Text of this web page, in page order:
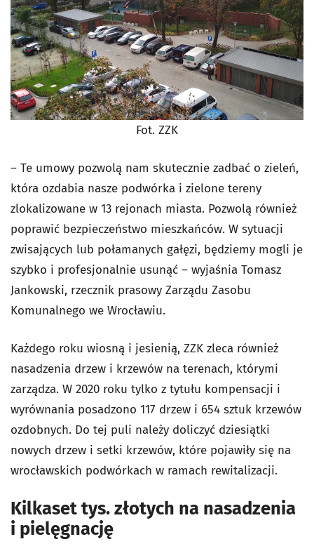
Fot. ZZK
– Te umowy pozwolą nam skutecznie zadbać o zieleń,
która ozdabia nasze podwórka i zielone tereny
zlokalizowane w 13 rejonach miasta. Pozwolą również
poprawić bezpieczeństwo mieszkańców. W sytuacji
zwisających lub połamanych gałęzi, będziemy mogli je
szybko i profesjonalnie usunąć – wyjaśnia Tomasz
Jankowski, rzecznik prasowy Zarządu Zasobu
Komunalnego we Wrocławiu.
Każdego roku wiosną i jesienią, ZZK zleca również
nasadzenia drzew i krzewów na terenach, którymi
zarządza. W 2020 roku tylko z tytułu kompensacji i
wyrównania posadzono 117 drzew i 654 sztuk krzewów
ozdobnych. Do tej puli należy doliczyć dziesiątki
nowych drzew i setki krzewów, które pojawiły się na
wrocławskich podwórkach w ramach rewitalizacji.
Kilkaset tys. złotych na nasadzenia
i pielęgnację